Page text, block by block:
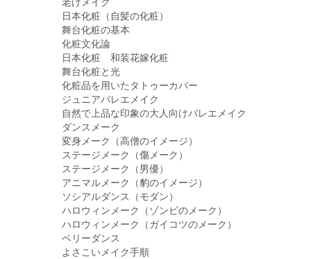
日本化粧（自髪の化粧）
舞台化粧の基本
化粧文化論
日本化粧 和装花嫁化粧
舞台化粧と光
化粧品を用いたタトゥーカバー
ジュニアバレエメイク
自然で上品な印象の大人向けバレエメイク
ダンスメーク
変身メーク（高僧のイメージ）
ステージメーク（傷メーク）
ステージメーク（男優）
アニマルメーク（豹のイメージ）
ソシアルダンス（モダン）
ハロウィンメーク（ゾンビのメーク）
ハロウィンメーク（ガイコツのメーク）
ベリーダンス
よさこいメイク手順